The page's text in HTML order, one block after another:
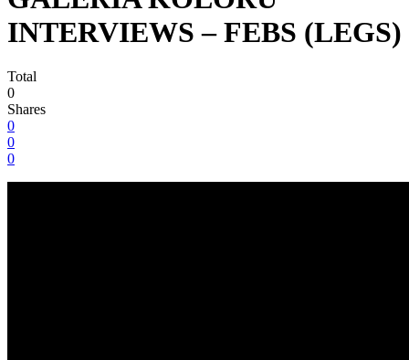
INTERVIEWS – FEBS (LEGS)
Total
0
Shares
0
0
0